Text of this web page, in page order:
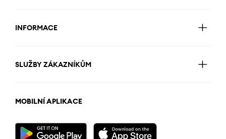
INFORMACE
SLUŽBY ZÁKAZNÍKŮM
MOBILNÍ APLIKACE